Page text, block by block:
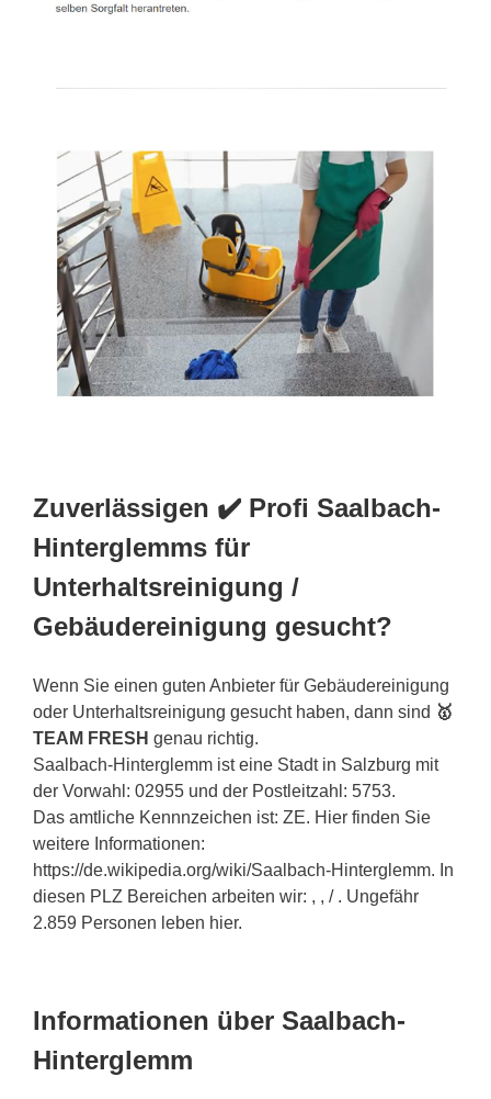
Zuverlässigen ✔️ Profi Saalbach-
Hinterglemms für
Unterhaltsreinigung /
Gebäudereinigung gesucht?
Wenn Sie einen guten Anbieter für Gebäudereinigung
oder Unterhaltsreinigung gesucht haben, dann sind 🥇
TEAM FRESH genau richtig.
Saalbach-Hinterglemm ist eine Stadt in Salzburg mit
der Vorwahl: 02955 und der Postleitzahl: 5753.
Das amtliche Kennnzeichen ist: ZE. Hier finden Sie
weitere Informationen:
https://de.wikipedia.org/wiki/Saalbach-Hinterglemm. In
diesen PLZ Bereichen arbeiten wir: , , / . Ungefähr
2.859 Personen leben hier.
Informationen über Saalbach-
Hinterglemm